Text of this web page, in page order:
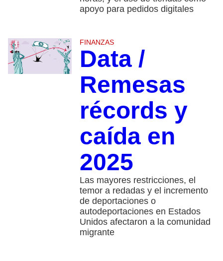
apoyo para pedidos digitales
FINANZAS
Data /
Remesas
récords y
caída en
2025
Las mayores restricciones, el
temor a redadas y el incremento
de deportaciones o
autodeportaciones en Estados
Unidos afectaron a la comunidad
migrante